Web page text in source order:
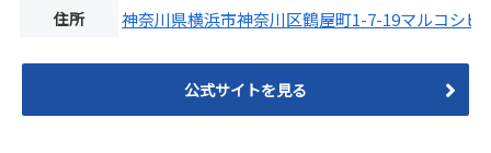
住所 神奈川県横浜市神奈川区鶴屋町1-7-19マルコシビ
公式サイトを見る